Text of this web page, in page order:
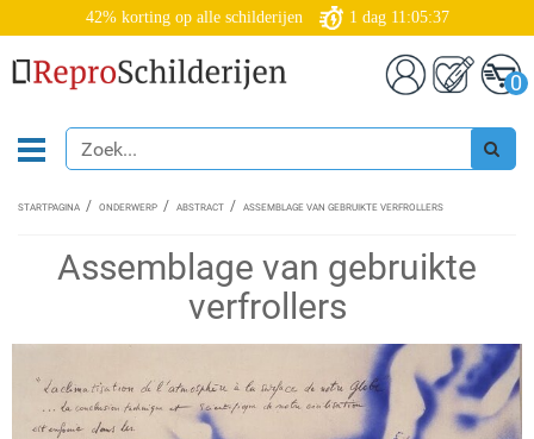
42% korting op alle schilderijen 1 dag 11:05:36
0
STARTPAGINA ONDERWERP ABSTRACT ASSEMBLAGE VAN GEBRUIKTE VERFROLLERS
Assemblage van gebruikte
verfrollers